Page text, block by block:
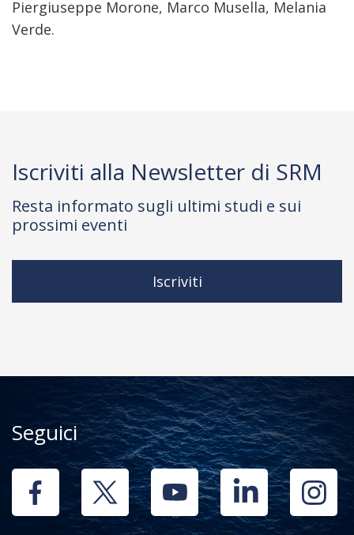
Piergiuseppe Morone, Marco Musella, Melania
Verde.
Iscriviti alla Newsletter di SRM
Resta informato sugli ultimi studi e sui
prossimi eventi
Iscriviti
Seguici